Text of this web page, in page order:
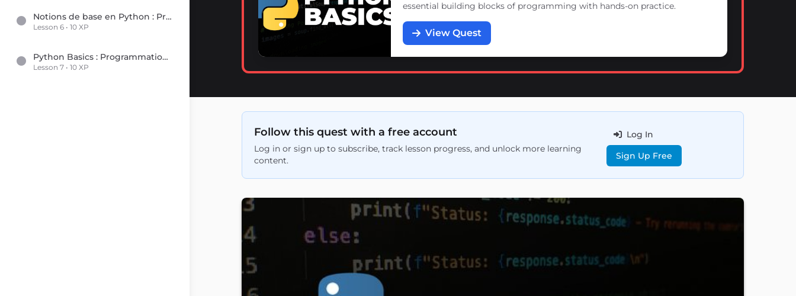
Notions de base en Python : Programmation orientée objet (POO)
Lesson 6 • 10 XP
Python Basics : Programmation Orientée Objet (POO)
Lesson 7 • 10 XP
essential building blocks of programming with hands-on practice.
View Quest
Follow this quest with a free account
Log in or sign up to subscribe, track lesson progress, and unlock more learning
content.
Log In
Sign Up Free